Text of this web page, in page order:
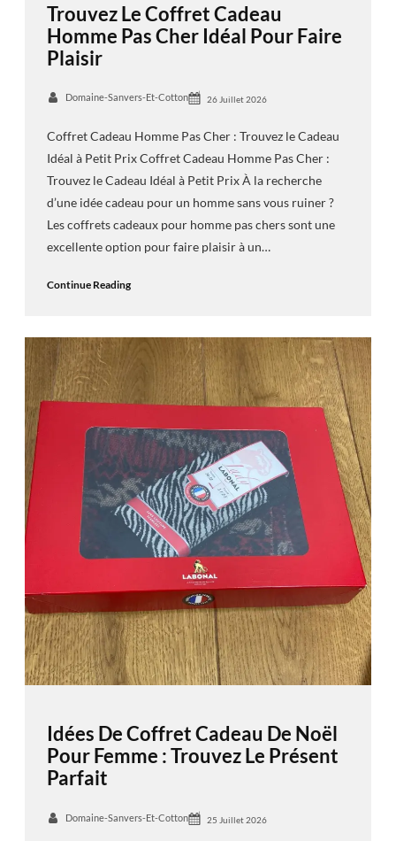
Trouvez Le Coffret Cadeau
Homme Pas Cher Idéal Pour Faire
Plaisir
Domaine-Sanvers-Et-Cotton 26 Juillet 2026
Coffret Cadeau Homme Pas Cher : Trouvez le Cadeau
Idéal à Petit Prix Coffret Cadeau Homme Pas Cher :
Trouvez le Cadeau Idéal à Petit Prix À la recherche
d’une idée cadeau pour un homme sans vous ruiner ?
Les coffrets cadeaux pour homme pas chers sont une
excellente option pour faire plaisir à un…
Continue Reading
Idées De Coffret Cadeau De Noël
Pour Femme : Trouvez Le Présent
Parfait
Domaine-Sanvers-Et-Cotton 25 Juillet 2026